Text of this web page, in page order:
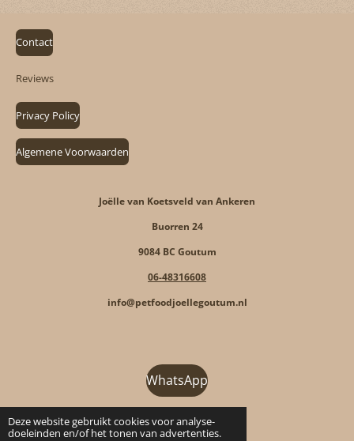
Deze website gebruikt cookies voor analyse-
doeleinden en/of het tonen van advertenties.
Contact
Reviews
Privacy Policy
Algemene Voorwaarden
Joëlle van Koetsveld van Ankeren
Buorren 24
9084 BC Goutum
06-48316608
info@petfoodjoellegoutum.nl
WhatsApp
F
a
I
n
T
i
h